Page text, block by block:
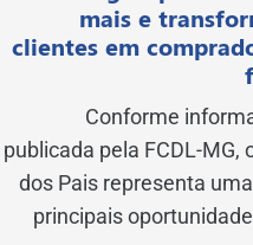
mais e
clientes em
Conforme
publicada pela FCDL-MG,
dos Pais representa
principais